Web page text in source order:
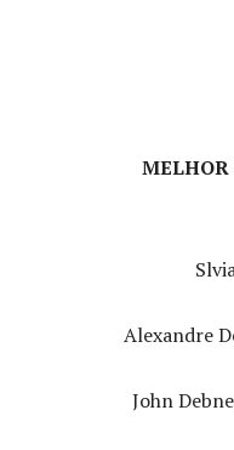
Alexandre
John